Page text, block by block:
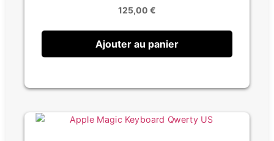
125,00 €
Ajouter au panier